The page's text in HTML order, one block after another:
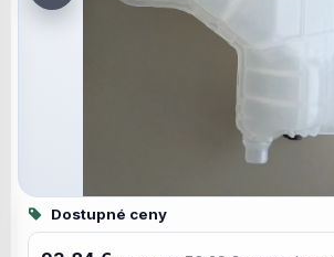
Dostupné ceny